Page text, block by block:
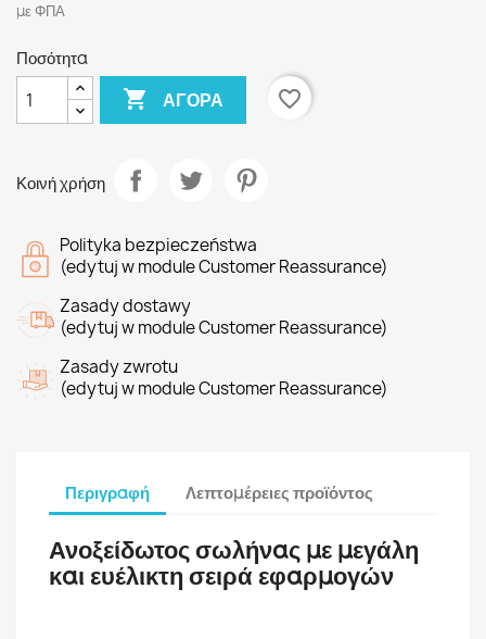
με ΦΠΑ
Ποσότητα
 ΑΓΟΡΆ favorite_border
Κοινή χρήση
Polityka bezpieczeństwa
(edytuj w module Customer Reassurance)
Zasady dostawy
(edytuj w module Customer Reassurance)
Zasady zwrotu
(edytuj w module Customer Reassurance)
Περιγραφή Λεπτομέρειες προϊόντος
Ανοξείδωτος σωλήνας με μεγάλη
και ευέλικτη σειρά εφαρμογών